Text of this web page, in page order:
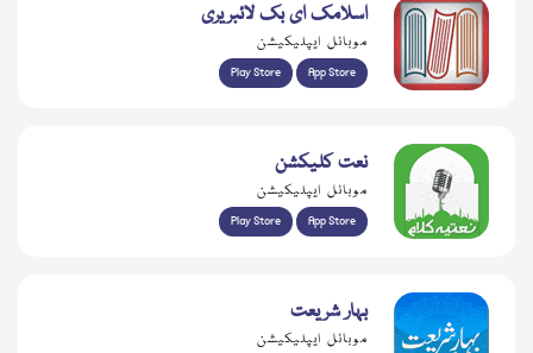
اسلامک ای بک لائبریری
موبائل ایپلیکیشن
Play Store App Store
نعت کلیکشن
موبائل ایپلیکیشن
Play Store App Store
بہار شریعت
موبائل ایپلیکیشن